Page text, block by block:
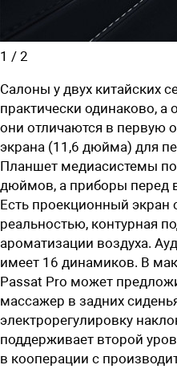
1 / 2
Cалоны у двух китайских
практически одинаково, а
они отличаются в первую
экрана (11,6 дюйма) для
Планшет медиасистемы
дюймов, а приборы перед
Есть проекционный экран
реальностью, контурная
ароматизации воздуха.
имеет 16 динамиков. В
Passat Pro может
массажер в задних
электрорегулировку
поддерживает второй
в кооперации с